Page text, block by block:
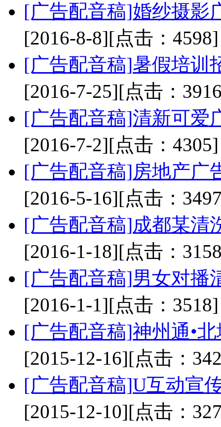
[广告配音稿]婚纱摄影
[2016-8-8][点击：4598]
[广告配音稿]暑假培训
[2016-7-25][点击：
[广告配音稿]清新可爱
[2016-7-2][点击：4305]
[广告配音稿]房地产广
[2016-5-16][点击：
[广告配音稿]成都某清
[2016-1-18][点击：
[广告配音稿]男女对播
[2016-1-1][点击：3518]
[广告配音稿]神州通•
[2015-12-16][点击：
[广告配音稿]U互动宣
[2015-12-10][点击：